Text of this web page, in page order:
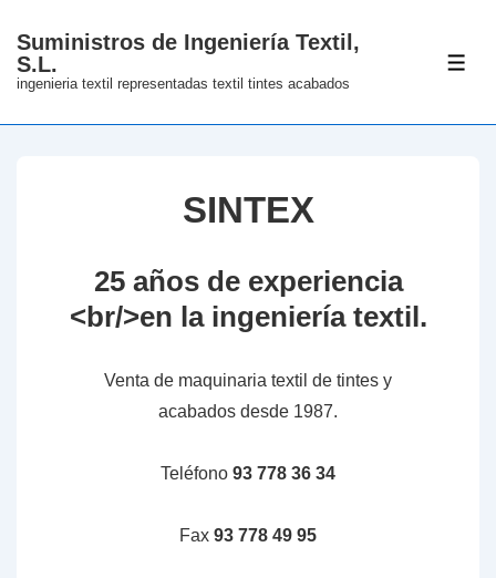
SkipSuministros de Ingeniería Textil,
S.L.
ingenieria textil representadas textil tintes acabados
SINTEX
25 años de experiencia
<br/>en la ingeniería textil.
Venta de maquinaria textil de tintes y
acabados desde 1987.
Teléfono 93 778 36 34
Fax 93 778 49 95